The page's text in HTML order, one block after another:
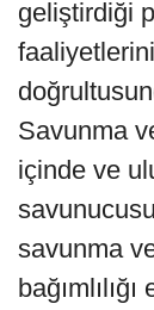
geliştirdiği
Savunma
içinde ve
savunma